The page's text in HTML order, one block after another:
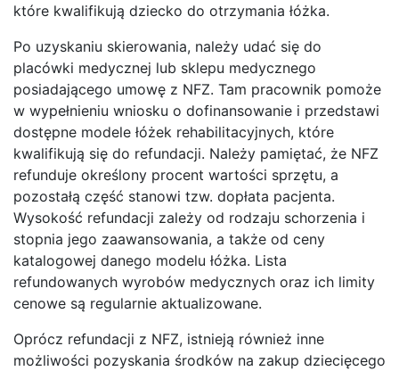
które kwalifikują dziecko do otrzymania łóżka.
Po uzyskaniu skierowania, należy udać się do
placówki medycznej lub sklepu medycznego
posiadającego umowę z NFZ. Tam pracownik pomoże
w wypełnieniu wniosku o dofinansowanie i przedstawi
dostępne modele łóżek rehabilitacyjnych, które
kwalifikują się do refundacji. Należy pamiętać, że NFZ
refunduje określony procent wartości sprzętu, a
pozostałą część stanowi tzw. dopłata pacjenta.
Wysokość refundacji zależy od rodzaju schorzenia i
stopnia jego zaawansowania, a także od ceny
katalogowej danego modelu łóżka. Lista
refundowanych wyrobów medycznych oraz ich limity
cenowe są regularnie aktualizowane.
Oprócz refundacji z NFZ, istnieją również inne
możliwości pozyskania środków na zakup dziecięcego